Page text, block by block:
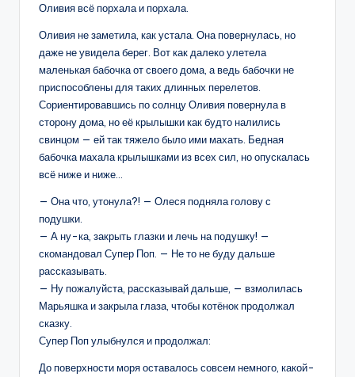
Оливия всё порхала и порхала.
Оливия не заметила, как устала. Она повернулась, но
даже не увидела берег. Вот как далеко улетела
маленькая бабочка от своего дома, а ведь бабочки не
приспособлены для таких длинных перелетов.
Сориентировавшись по солнцу Оливия повернула в
сторону дома, но её крылышки как будто налились
свинцом — ей так тяжело было ими махать. Бедная
бабочка махала крылышками из всех сил, но опускалась
всё ниже и ниже…
— Она что, утонула?! — Олеся подняла голову с
подушки.
— А ну-ка, закрыть глазки и лечь на подушку! —
скомандовал Супер Поп. — Не то не буду дальше
рассказывать.
— Ну пожалуйста, рассказывай дальше, — взмолилась
Марьяшка и закрыла глаза, чтобы котёнок продолжал
сказку.
Супер Поп улыбнулся и продолжал:
До поверхности моря оставалось совсем немного, какой-